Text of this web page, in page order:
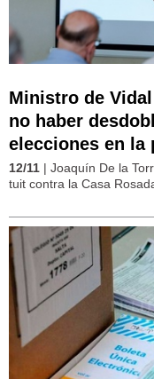
Ministro de
no haber
elecciones en la
12/11 | Joaquín De la
tuit contra la Casa